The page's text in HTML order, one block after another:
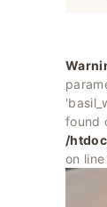
found
/
on